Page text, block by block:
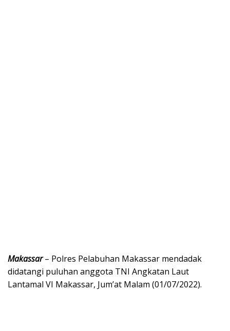
Makassar– Polres Pelabuhan Makassar mendadak
didatangi puluhan anggota TNI Angkatan Laut
Lantamal VI Makassar, Jum’at Malam (01/07/2022).